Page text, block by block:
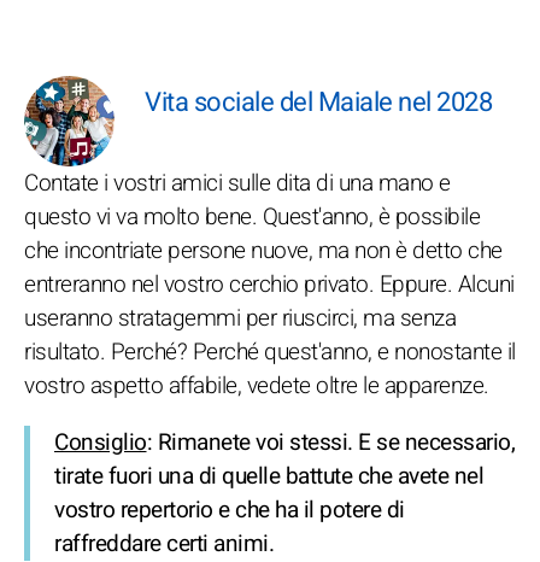
Vita sociale del Maiale nel 2028
Contate i vostri amici sulle dita di una mano e
questo vi va molto bene. Quest'anno, è possibile
che incontriate persone nuove, ma non è detto che
entreranno nel vostro cerchio privato. Eppure. Alcuni
useranno stratagemmi per riuscirci, ma senza
risultato. Perché? Perché quest'anno, e nonostante il
vostro aspetto affabile, vedete oltre le apparenze.
Consiglio: Rimanete voi stessi. E se necessario,
tirate fuori una di quelle battute che avete nel
vostro repertorio e che ha il potere di
raffreddare certi animi.